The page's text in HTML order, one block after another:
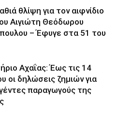
θλίψη για τον αιφνίδιο
Αιγιώτη Θεόδωρου
– Έφυγε στα 51 του
Αχαΐας: Έως τις 14
οι δηλώσεις ζημιών για
παραγωγούς της